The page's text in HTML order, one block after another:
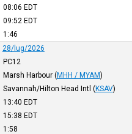
08:06 EDT
09:52 EDT
1:46
28/lug/2026
PC12
Marsh Harbour (MHH / MYAM)
Savannah/Hilton Head Intl (KSAV)
13:40 EDT
15:38 EDT
1:58